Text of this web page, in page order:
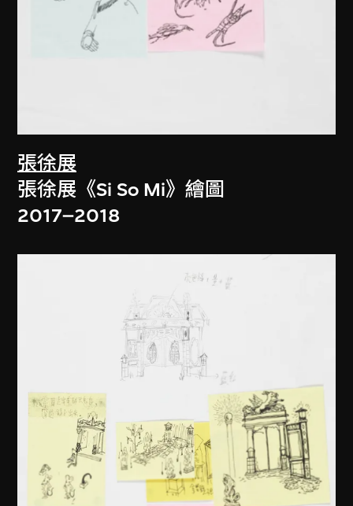
張徐展
張徐展《Si So Mi》繪圖
2017–2018